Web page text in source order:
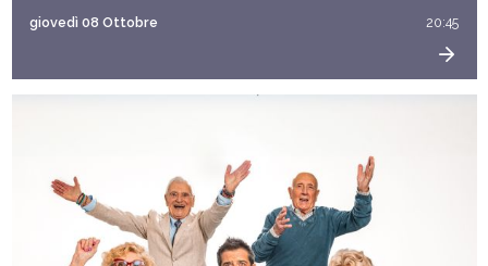
giovedì 08 Ottobre 20:45